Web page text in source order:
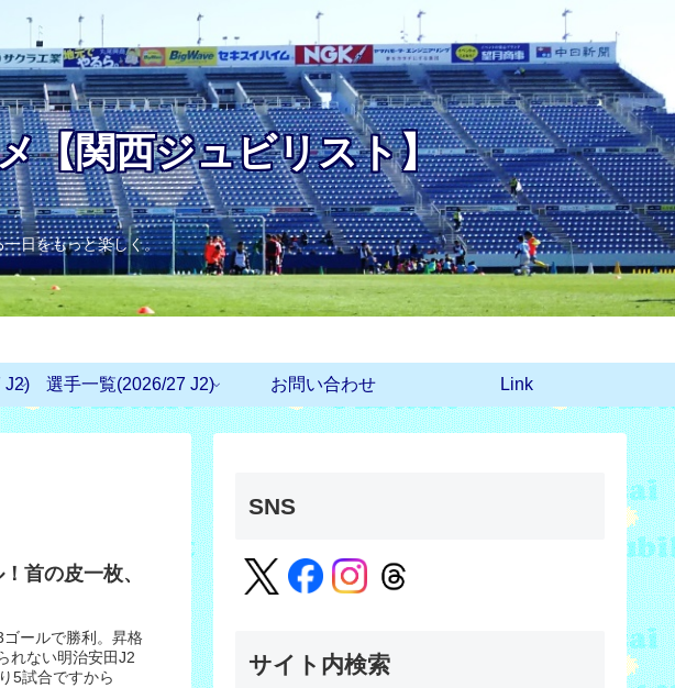
【関西ジュビリスト】
日をもっと楽しく。
J2) 選手一覧(2026/27 J2) お問い合わせ Link
首の皮一枚、
ールで勝利。昇格
れない明治安田J2
5試合ですから
SNS
サイト内検索